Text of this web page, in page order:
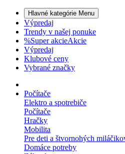
Hlavné kategórie Menu
Výpredaj
Trendy v našej ponuke
%Super akcieAkcie
Výpredaj
Klubové ceny
Vybrané značky
Počítače
Elektro a spotrebiče
Počítače
Hračky
Mobilita
Pre deti a štvornohých
Domáce potreby